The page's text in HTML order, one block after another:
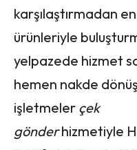
karşılaştırmadan
ürünleriyle
yelpazede hizmet
hemen nakde
işletmeler çek
gönderhizmetiyle